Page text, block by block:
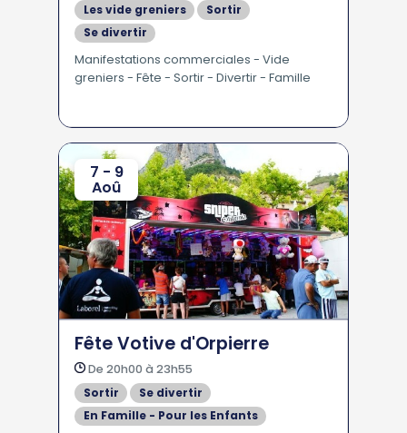
Les vide greniers
Sortir
Se divertir
En Famille - Pour les Enfants
Manifestations commerciales - Vide
greniers - Fête - Sortir - Divertir - Famille
7 - 9
Aoû
Fête Votive d'Orpierre
De 20h00 à 23h55
Sortir
Se divertir
En Famille - Pour les Enfants